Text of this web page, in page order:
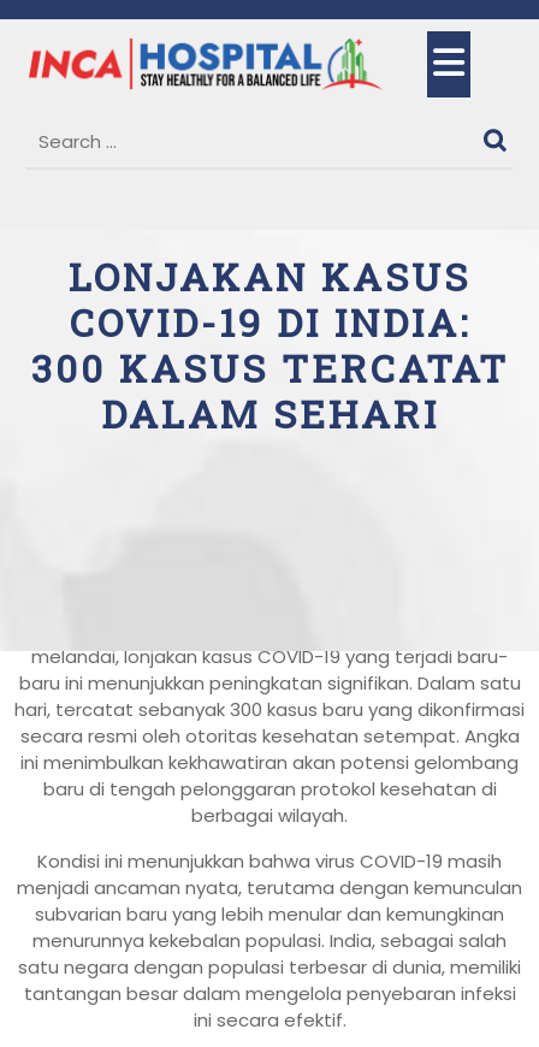
content
LONJAKAN KASUS
COVID-19 DI INDIA:
300 KASUS TERCATAT
DALAM SEHARI
melandai, lonjakan kasus COVID-19 yang terjadi baru-
baru ini menunjukkan peningkatan signifikan. Dalam satu
hari, tercatat sebanyak 300 kasus baru yang dikonfirmasi
secara resmi oleh otoritas kesehatan setempat. Angka
ini menimbulkan kekhawatiran akan potensi gelombang
baru di tengah pelonggaran protokol kesehatan di
berbagai wilayah.
Kondisi ini menunjukkan bahwa virus COVID-19 masih
menjadi ancaman nyata, terutama dengan kemunculan
subvarian baru yang lebih menular dan kemungkinan
menurunnya kekebalan populasi. India, sebagai salah
satu negara dengan populasi terbesar di dunia, memiliki
tantangan besar dalam mengelola penyebaran infeksi
ini secara efektif.